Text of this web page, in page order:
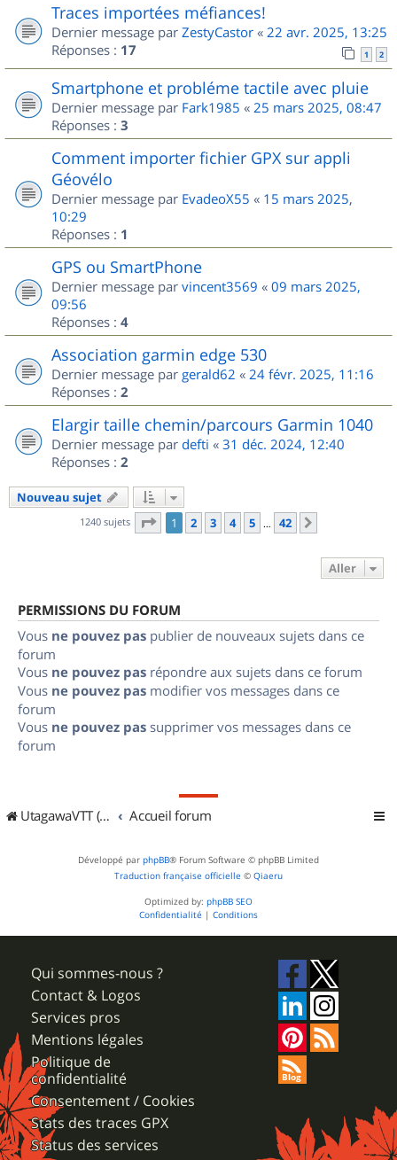
Traces importées méfiances!
Dernier message par ZestyCastor « 22 avr. 2025, 13:25
Réponses : 17 1 2
Smartphone et probléme tactile avec pluie
Dernier message par Fark1985 « 25 mars 2025, 08:47
Réponses : 3
Comment importer fichier GPX sur appli
Géovélo
Dernier message par EvadeoX55 « 15 mars 2025,
10:29
Réponses : 1
GPS ou SmartPhone
Dernier message par vincent3569 « 09 mars 2025,
09:56
Réponses : 4
Association garmin edge 530
Dernier message par gerald62 « 24 févr. 2025, 11:16
Réponses : 2
Elargir taille chemin/parcours Garmin 1040
Dernier message par defti « 31 déc. 2024, 12:40
Réponses : 2
Nouveau sujet
1240 sujets Page 1sur
1 2 3 4 5 … 42
Aller
PERMISSIONS DU FORUM
Vous ne pouvez pas publier de nouveaux sujets dans ce
forum
Vous ne pouvez pas répondre aux sujets dans ce forum
Vous ne pouvez pas modifier vos messages dans ce
forum
Vous ne pouvez pas supprimer vos messages dans ce
forum
UtagawaVTT (Randos VTT et VTTAE avec traces GPS) Accueil forum
Développé par phpBB® Forum Software © phpBB Limited
Traduction française officielle © Qiaeru
Optimized by: phpBB SEO
Confidentialité | Conditions
Qui sommes-nous ?
Contact & Logos
Services pros
Mentions légales
Politique de
confidentialité
Consentement / Cookies
Stats des traces GPX
Status des services